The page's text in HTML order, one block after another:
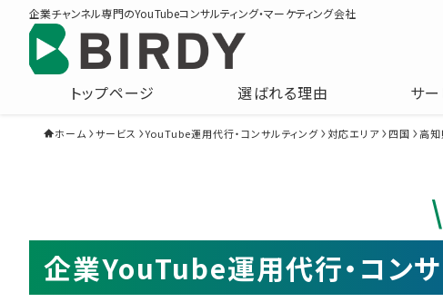
企業チャンネル専門のYouTubeコンサルティング・マーケティング会社
トップページ 選ばれる理由 サ
ホーム サービス YouTube運用代行・コンサルティング 対応エリア 四国 高知
企業YouTube運用代行・コンサ